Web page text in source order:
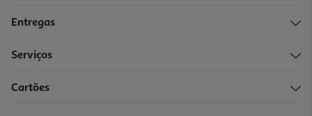
Entregas
Serviços
Cartões